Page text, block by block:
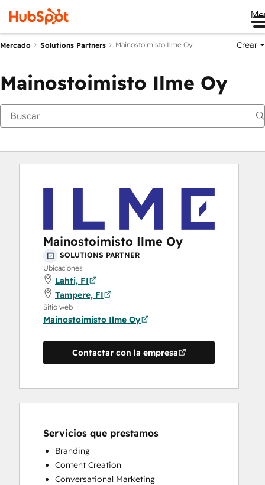
Mercado Solutions Partners Mainostoimisto Ilme Oy Crear
Mainostoimisto Ilme Oy
Mainostoimisto Ilme Oy
SOLUTIONS PARTNER
Ubicaciones
Lahti, FI
Tampere, FI
Sitio web
Mainostoimisto Ilme Oy
Contactar con la empresa
Servicios que prestamos
Branding
Content Creation
Conversational Marketing